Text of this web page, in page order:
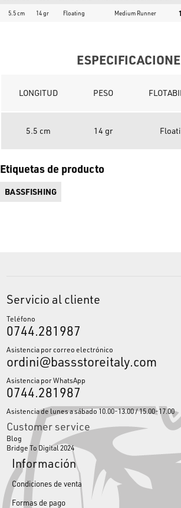
5.5 cm 14 gr Floating Medium Runner
LONGITUD PESO
5.5 cm 14 gr
Etiquetas de producto
BASSFISHING
Servicio al cliente
Teléfono
0744.281987
Asistencia por correo electrónico
ordini@bassstoreitaly.com
Asistencia por WhatsApp
0744.281987
Asistencia de lunes a sábado 10.00-13.00 / 15.00-17.00
Customer service
Blog
Bridge To Digital 2024
Información
Condiciones de venta
Formas de pago